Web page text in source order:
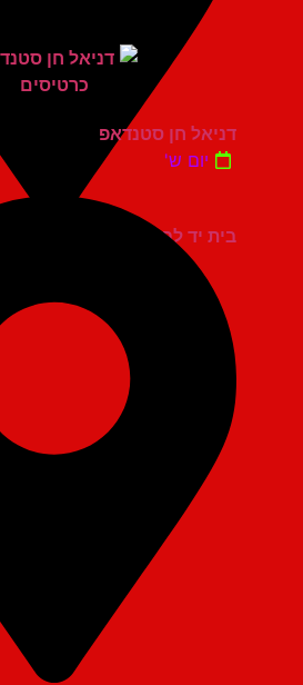
בית יד לבנים אשדוד
דניאל חן סטנדאפ
יום ש'